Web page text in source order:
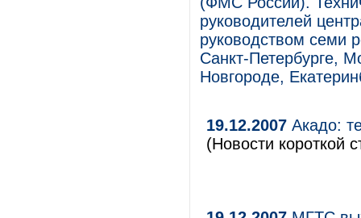
руководителей
руководством семи
Санкт-Петербурге,
Новгороде,
19.12.2007 Акадо:
(Новости короткой